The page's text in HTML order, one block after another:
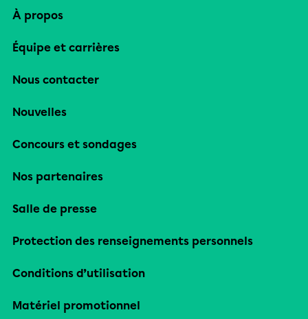
À propos
Équipe et carrières
Nous contacter
Nouvelles
Concours et sondages
Nos partenaires
Salle de presse
Protection des renseignements personnels
Conditions d’utilisation
Matériel promotionnel